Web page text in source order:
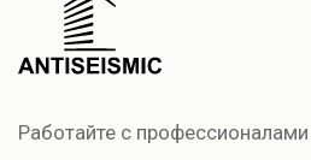
Работайте с профессионалами